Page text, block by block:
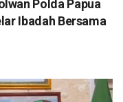
Polda Papua
Ibadah Bersama